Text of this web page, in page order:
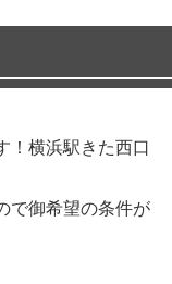
！横浜駅きた西口
で御希望の条件が